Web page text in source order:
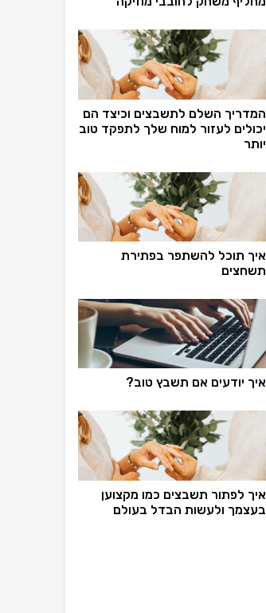
המדריך השלם לתשבצים וכיצד הם
יכולים לעזור למוח שלך לתפקד טוב
יותר
איך תוכל להשתפר בפתירת
תשחצים
איך יודעים אם תשבץ טוב?
איך לפתור תשבצים כמו מקצוען
בעצמך ולעשות הבדל בעולם